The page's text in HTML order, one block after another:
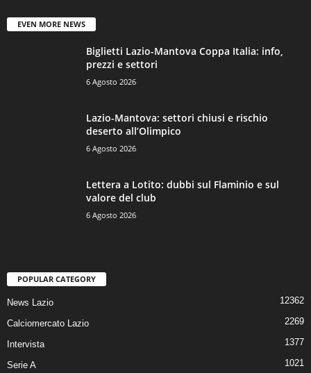
EVEN MORE NEWS
Biglietti Lazio-Mantova Coppa Italia: info,
prezzi e settori
6 Agosto 2026
Lazio-Mantova: settori chiusi e rischio
deserto all’Olimpico
6 Agosto 2026
Lettera a Lotito: dubbi sul Flaminio e sul
valore del club
6 Agosto 2026
POPULAR CATEGORY
News Lazio 12362
Calciomercato Lazio 2269
Intervista 1377
Serie A 1021